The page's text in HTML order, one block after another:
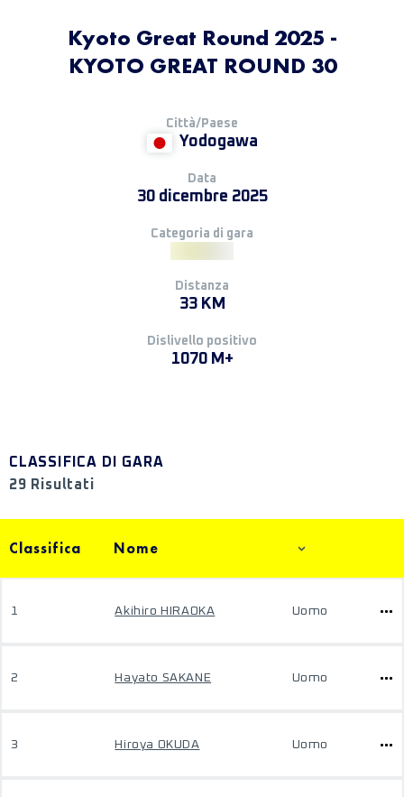
Kyoto Great Round 2025 -
KYOTO GREAT ROUND 30
Città/Paese
Yodogawa
Data
30 dicembre 2025
Categoria di gara
Distanza
33 KM
Dislivello positivo
1070 M+
CLASSIFICA DI GARA
29 Risultati
Classifica Nome
1 Akihiro HIRAOKA Uomo
2 Hayato SAKANE Uomo
3 Hiroya OKUDA Uomo